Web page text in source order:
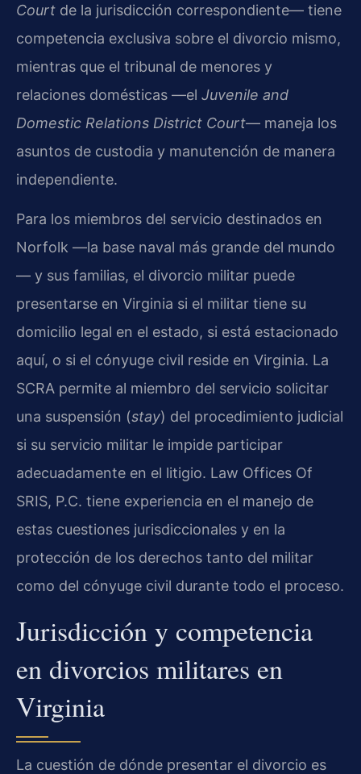
Court de la jurisdicción correspondiente— tiene
competencia exclusiva sobre el divorcio mismo,
mientras que el tribunal de menores y
relaciones domésticas —el Juvenile and
Domestic Relations District Court— maneja los
asuntos de custodia y manutención de manera
independiente.
Para los miembros del servicio destinados en
Norfolk —la base naval más grande del mundo
— y sus familias, el divorcio militar puede
presentarse en Virginia si el militar tiene su
domicilio legal en el estado, si está estacionado
aquí, o si el cónyuge civil reside en Virginia. La
SCRA permite al miembro del servicio solicitar
una suspensión (stay) del procedimiento judicial
si su servicio militar le impide participar
adecuadamente en el litigio. Law Offices Of
SRIS, P.C. tiene experiencia en el manejo de
estas cuestiones jurisdiccionales y en la
protección de los derechos tanto del militar
como del cónyuge civil durante todo el proceso.
Jurisdicción y competencia
en divorcios militares en
Virginia
La cuestión de dónde presentar el divorcio es